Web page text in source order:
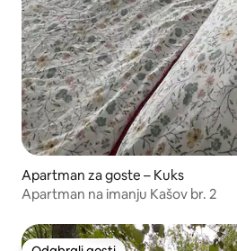
Apartman za goste – Kuks
Apartman na imanju Kašov br. 2